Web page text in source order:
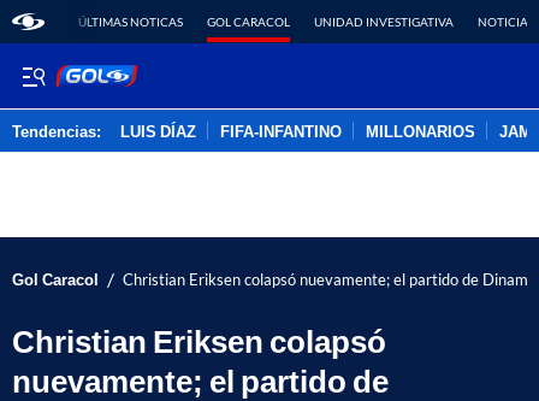
ÚLTIMAS NOTICAS GOL CARACOL UNIDAD INVESTIGATIVA NOTICIAS
Tendencias: LUIS DÍAZ FIFA-INFANTINO MILLONARIOS
Gol Caracol / Christian Eriksen colapsó nuevamente; el partido de
Christian Eriksen colapsó
nuevamente; el partido de